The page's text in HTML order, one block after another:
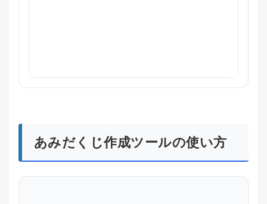
あみだくじ作成ツールの使い方